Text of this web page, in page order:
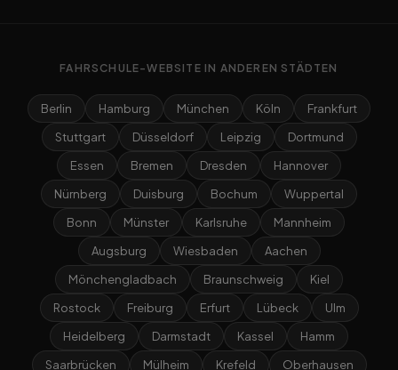
FAHRSCHULE-WEBSITE IN ANDEREN STÄDTEN
Berlin Hamburg München Köln
Frankfurt
Stuttgart
Düsseldorf Leipzig
Dortmund
Essen
Bremen Dresden
Hannover
Nürnberg
Duisburg Bochum
Wuppertal
Bonn
Münster Karlsruhe
Mannheim
Augsburg
Wiesbaden
Aachen
Mönchengladbach
Braunschweig
Kiel
Rostock
Freiburg Erfurt Lübeck
Ulm
Heidelberg
Darmstadt Kassel
Hamm
Saarbrücken
Mülheim Krefeld Oberhausen